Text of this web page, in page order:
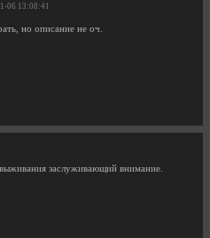
06 13:08:41
но описание не оч.
заслуживающий внимание.